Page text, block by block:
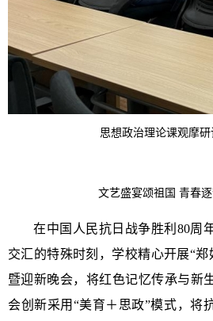
思想政治理论课观摩
文艺盛宴颂祖国 青春
在中国人民抗日战争胜利80周
交汇的特殊时刻，学校精心开展“郑
暨迎新晚会，将红色记忆传承与新
会创新采用“美育＋思政”模式，将